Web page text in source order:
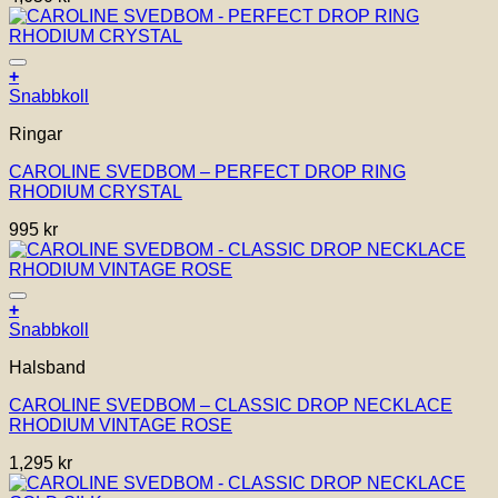
olika
alternativen
kan
väljas
på
+
Snabbkoll
Ringar
CAROLINE SVEDBOM – PERFECT DROP RING
RHODIUM CRYSTAL
995 kr
+
Snabbkoll
Halsband
CAROLINE SVEDBOM – CLASSIC DROP NECKLACE
RHODIUM VINTAGE ROSE
1,295 kr